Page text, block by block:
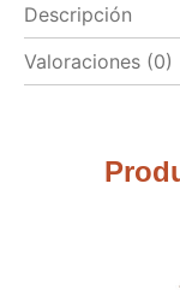
Descripción
Valoraciones (0)